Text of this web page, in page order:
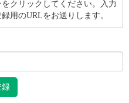
クリックしてください。入力
用のURLをお送りします。